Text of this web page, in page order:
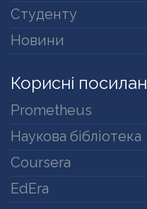
Студенту
Новини
Корисні
Prometheus
Наукова бібліотека
Coursera
EdEra